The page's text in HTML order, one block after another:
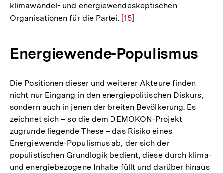
klimawandel- und energiewendeskeptischen
Organisationen für die Partei. Zur
Fußnote
[15]
Energiewende-Populismus
Die Positionen dieser und weiterer Akteure finden
nicht nur Eingang in den energiepolitischen Diskurs,
sondern auch in jenen der breiten Bevölkerung. Es
zeichnet sich – so die dem DEMOKON-Projekt
zugrunde liegende These – das Risiko eines
Energiewende-Populismus ab, der sich der
populistischen Grundlogik bedient, diese durch klima-
und energiebezogene Inhalte füllt und darüber hinaus